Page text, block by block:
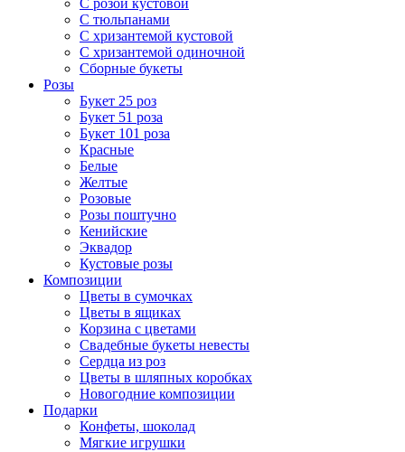
С розой кустовой
С тюльпанами
С хризантемой кустовой
С хризантемой одиночной
Сборные букеты
Розы
Букет 25 роз
Букет 51 роза
Букет 101 роза
Красные
Белые
Желтые
Розовые
Розы поштучно
Кенийские
Эквадор
Кустовые розы
Композиции
Цветы в сумочках
Цветы в ящиках
Корзина с цветами
Свадебные букеты невесты
Сердца из роз
Цветы в шляпных коробках
Новогодние композиции
Подарки
Конфеты, шоколад
Мягкие игрушки